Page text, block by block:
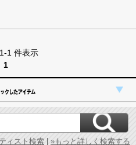
1 件表示
1
ィスト検索 | »もっと詳しく検索する